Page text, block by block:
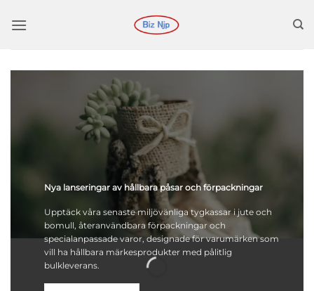
till
Nya lanseringar av hållbara påsar och förpackningar
Upptäck våra senaste miljövänliga tygkassar i jute och
bomull, återanvändbara förpackningar och
specialanpassade varor, designade för varumärken som
vill ha hållbara märkesprodukter med pålitlig
bulkleverans.